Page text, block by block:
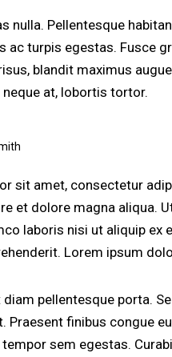
nulla. Pellentesque
ac turpis egestas. Fusce
blandit maximus
at, lobortis tortor.
sit amet, consectetur
et dolore magna aliqua.
laboris nisi ut aliquip ex
Lorem ipsum
diam pellentesque porta.
Praesent finibus congue
tempor sem egestas.